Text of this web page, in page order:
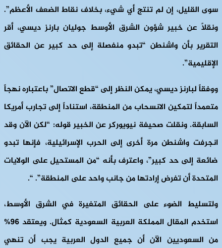
سوى القليل، إن لم تنتج أي شيء، بخلاف نقاط الضعف الأعظم”.
ونقلاً عن خبير شؤون الشرق الأوسط جوليان بارنز ديسي، أقر
التقرير بأن واشنطن “تبدو منفصلة إلى حد كبير عن الحقائق
الإقليمية”.
ووفقاً لبارنز ديسي، يمكن النظر إلى “قطع الاتصال” باعتباره نهجاً
متعمداً لتمكين الانسحاب من المنطقة، استناداً إلى تجارب أمريكا
السابقة. ونقلت صحيفة نيويوركر عن الخبير قوله: “لكن الآن وقد
انجرفت واشنطن مرة أخرى إلى الحرب الإسرائيلية، فإنها تبدو
ضائعة إلى حد كبير”، واعترف بأنه “من المستحيل على الولايات
المتحدة أن تفرض إرادتها من جانب واحد على المنطقة”. “.
ولتسليط الضوء على الحقائق المتغيرة في الشرق الأوسط،
استخدم المقال المملكة العربية السعودية كمثال. ويعتقد 96%
من السعوديين الآن أن جميع الدول العربية يجب أن تنهي